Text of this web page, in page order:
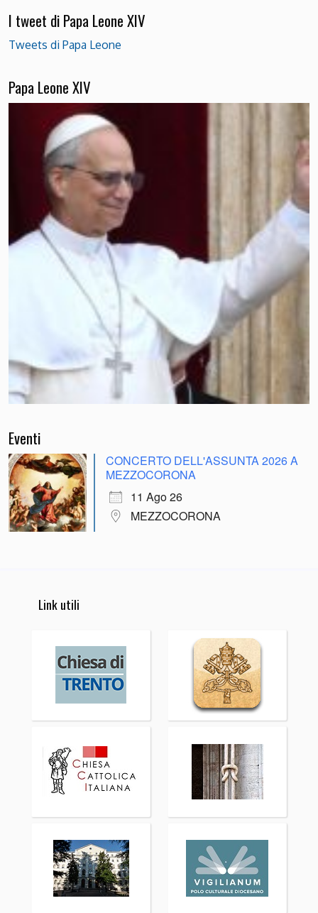
I tweet di Papa Leone XIV
Tweets di Papa Leone
Papa Leone XIV
Eventi
CONCERTO DELL'ASSUNTA 2026 A
MEZZOCORONA
11 Ago 26
MEZZOCORONA
Link utili